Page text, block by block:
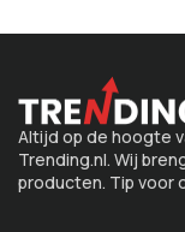
Altijd op de hoogte
Trending.nl. Wij
producten. Tip voor